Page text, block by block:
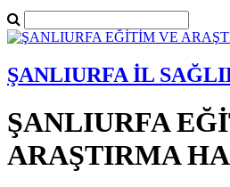
ŞANLIURFA İL
ŞANLIURFA
ARAŞTIRMA